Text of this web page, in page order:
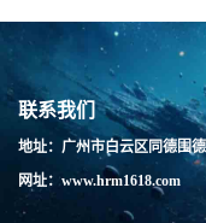
联系我们
地址：广州市白云区同德围
网址：www.hrm1618.com